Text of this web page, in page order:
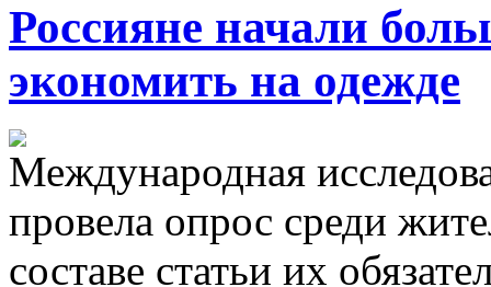
Россияне начали
экономить на одежде
Международная
провела опрос среди
составе статьи их